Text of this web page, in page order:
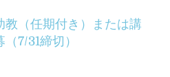
教（任期付き）または講
7/31締切）